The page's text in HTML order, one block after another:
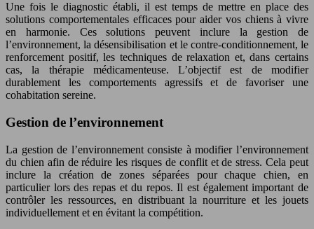
Une fois le diagnostic établi, il est temps de mettre en place des
solutions comportementales efficaces pour aider vos chiens à vivre
en harmonie. Ces solutions peuvent inclure la gestion de
l’environnement, la désensibilisation et le contre-conditionnement, le
renforcement positif, les techniques de relaxation et, dans certains
cas, la thérapie médicamenteuse. L’objectif est de modifier
durablement les comportements agressifs et de favoriser une
cohabitation sereine.
Gestion de l’environnement
La gestion de l’environnement consiste à modifier l’environnement
du chien afin de réduire les risques de conflit et de stress. Cela peut
inclure la création de zones séparées pour chaque chien, en
particulier lors des repas et du repos. Il est également important de
contrôler les ressources, en distribuant la nourriture et les jouets
individuellement et en évitant la compétition.